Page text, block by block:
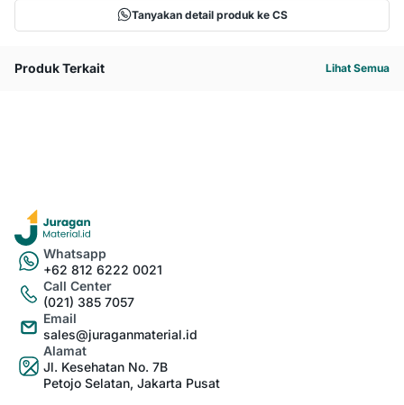
Tanyakan detail produk ke CS
Produk Terkait Lihat Semua
Whatsapp
+62 812 6222 0021
Call Center
(021) 385 7057
Email
sales@juraganmaterial.id
Alamat
Jl. Kesehatan No. 7B
Petojo Selatan, Jakarta Pusat